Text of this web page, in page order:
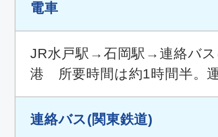
電車
JR水戸駅→石岡駅→連絡バ
港 所要時間は約1時間半。
連絡バス(関東鉄道)